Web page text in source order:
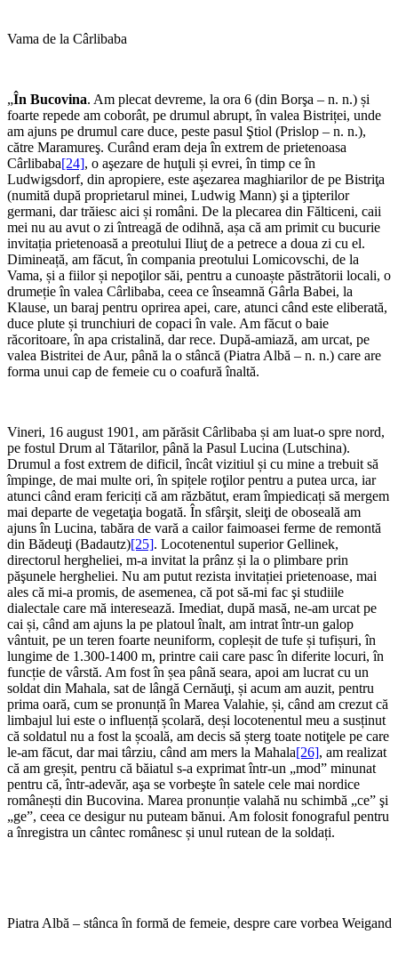
Vama de la Cârlibaba
„În Bucovina. Am plecat devreme, la ora 6 (din Borşa – n. n.) și
foarte repede am coborât, pe drumul abrupt, în valea Bistriței, unde
am ajuns pe drumul care duce, peste pasul Ştiol (Prislop – n. n.),
către Maramureş. Curând eram deja în extrem de prietenoasa
Cârlibaba[24], o aşezare de huţuli și evrei, în timp ce în
Ludwigsdorf, din apropiere, este aşezarea maghiarilor de pe Bistriţa
(numită după proprietarul minei, Ludwig Mann) şi a ţipterilor
germani, dar trăiesc aici și români. De la plecarea din Fălticeni, caii
mei nu au avut o zi întreagă de odihnă, așa că am primit cu bucurie
invitația prietenoasă a preotului Iliuţ de a petrece a doua zi cu el.
Dimineață, am făcut, în compania preotului Lomicovschi, de la
Vama, și a fiilor și nepoţilor săi, pentru a cunoaște păstrătorii locali, o
drumeție în valea Cârlibaba, ceea ce înseamnă Gârla Babei, la
Klause, un baraj pentru oprirea apei, care, atunci când este eliberată,
duce plute și trunchiuri de copaci în vale. Am făcut o baie
răcoritoare, în apa cristalină, dar rece. După-amiază, am urcat, pe
valea Bistritei de Aur, până la o stâncă (Piatra Albă – n. n.) care are
forma unui cap de femeie cu o coafură înaltă.
Vineri, 16 august 1901, am părăsit Cârlibaba și am luat-o spre nord,
pe fostul Drum al Tătarilor, până la Pasul Lucina (Lutschina).
Drumul a fost extrem de dificil, încât vizitiul și cu mine a trebuit să
împinge, de mai multe ori, în spițele roţilor pentru a putea urca, iar
atunci când eram fericiți că am răzbătut, eram împiedicați să mergem
mai departe de vegetaţia bogată. În sfârşit, sleiţi de oboseală am
ajuns în Lucina, tabăra de vară a cailor faimoasei ferme de remontă
din Bădeuţi (Badautz)[25]. Locotenentul superior Gellinek,
directorul hergheliei, m-a invitat la prânz și la o plimbare prin
păşunele hergheliei. Nu am putut rezista invitației prietenoase, mai
ales că mi-a promis, de asemenea, că pot să-mi fac şi studiile
dialectale care mă interesează. Imediat, după masă, ne-am urcat pe
cai și, când am ajuns la pe platoul înalt, am intrat într-un galop
vântuit, pe un teren foarte neuniform, copleșit de tufe și tufișuri, în
lungime de 1.300-1400 m, printre caii care pasc în diferite locuri, în
funcție de vârstă. Am fost în șea până seara, apoi am lucrat cu un
soldat din Mahala, sat de lângă Cernăuţi, și acum am auzit, pentru
prima oară, cum se pronunță în Marea Valahie, și, când am crezut că
limbajul lui este o influență școlară, deși locotenentul meu a susținut
că soldatul nu a fost la școală, am decis să șterg toate notiţele pe care
le-am făcut, dar mai târziu, când am mers la Mahala[26], am realizat
că am greșit, pentru că băiatul s-a exprimat într-un „mod” minunat
pentru că, într-adevăr, aşa se vorbeşte în satele cele mai nordice
românești din Bucovina. Marea pronunție valahă nu schimbă „ce” şi
„ge”, ceea ce desigur nu puteam bănui. Am folosit fonograful pentru
a înregistra un cântec românesc și unul rutean de la soldați.
Piatra Albă – stânca în formă de femeie, despre care vorbea Weigand